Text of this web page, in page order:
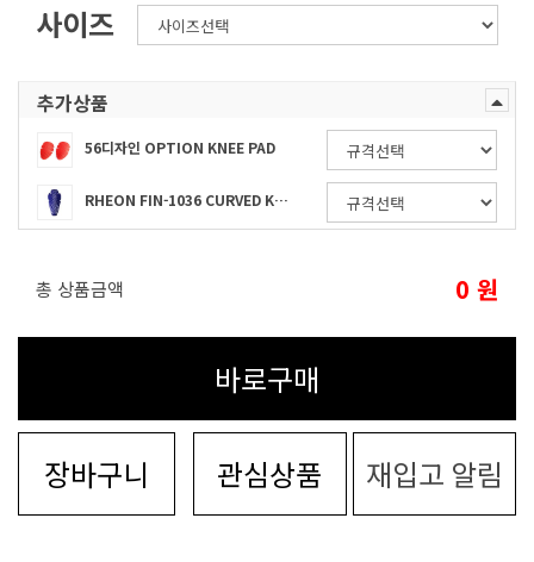
사이즈
추가상품
56디자인 OPTION KNEE PAD
RHEON FIN-1036 CURVED KNEE 무릎 팔꿈치 호환 보호대 레벨2
총 상품금액 0 원
바로구매
장바구니 관심상품 재입고 알림